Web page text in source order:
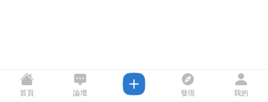
首頁 論壇 發現 我的